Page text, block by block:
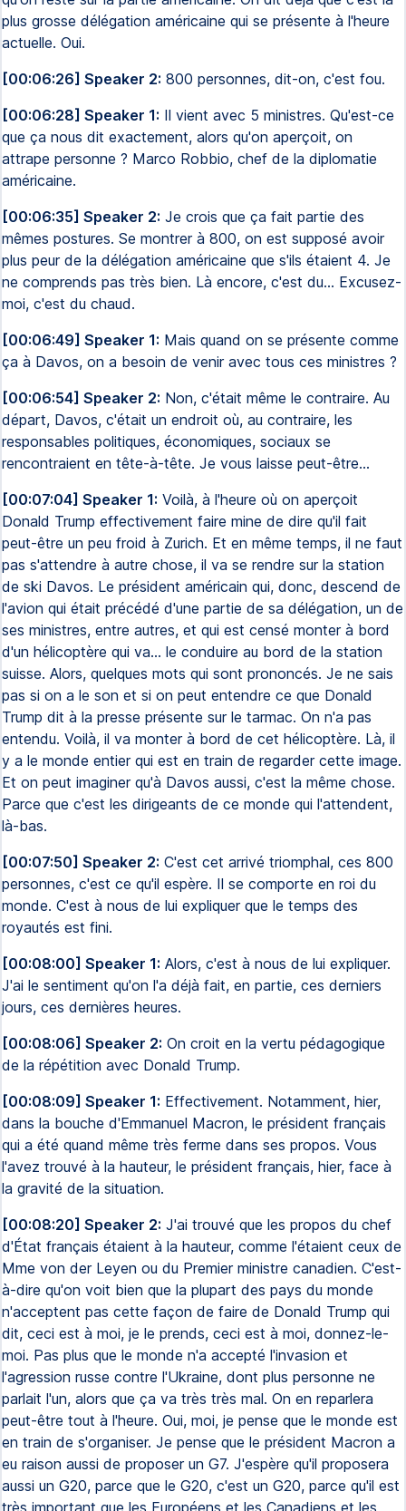
plus grosse délégation américaine qui se présente à l'heure
actuelle. Oui.
[00:06:26] Speaker 2: 800 personnes, dit-on, c'est fou.
[00:06:28] Speaker 1: Il vient avec 5 ministres. Qu'est-ce
que ça nous dit exactement, alors qu'on aperçoit, on
attrape personne ? Marco Robbio, chef de la diplomatie
américaine.
[00:06:35] Speaker 2: Je crois que ça fait partie des
mêmes postures. Se montrer à 800, on est supposé avoir
plus peur de la délégation américaine que s'ils étaient 4. Je
ne comprends pas très bien. Là encore, c'est du... Excusez-
moi, c'est du chaud.
[00:06:49] Speaker 1: Mais quand on se présente comme
ça à Davos, on a besoin de venir avec tous ces ministres ?
[00:06:54] Speaker 2: Non, c'était même le contraire. Au
départ, Davos, c'était un endroit où, au contraire, les
responsables politiques, économiques, sociaux se
rencontraient en tête-à-tête. Je vous laisse peut-être...
[00:07:04] Speaker 1: Voilà, à l'heure où on aperçoit
Donald Trump effectivement faire mine de dire qu'il fait
peut-être un peu froid à Zurich. Et en même temps, il ne faut
pas s'attendre à autre chose, il va se rendre sur la station
de ski Davos. Le président américain qui, donc, descend de
l'avion qui était précédé d'une partie de sa délégation, un de
ses ministres, entre autres, et qui est censé monter à bord
d'un hélicoptère qui va... le conduire au bord de la station
suisse. Alors, quelques mots qui sont prononcés. Je ne sais
pas si on a le son et si on peut entendre ce que Donald
Trump dit à la presse présente sur le tarmac. On n'a pas
entendu. Voilà, il va monter à bord de cet hélicoptère. Là, il
y a le monde entier qui est en train de regarder cette image.
Et on peut imaginer qu'à Davos aussi, c'est la même chose.
Parce que c'est les dirigeants de ce monde qui l'attendent,
là-bas.
[00:07:50] Speaker 2: C'est cet arrivé triomphal, ces 800
personnes, c'est ce qu'il espère. Il se comporte en roi du
monde. C'est à nous de lui expliquer que le temps des
royautés est fini.
[00:08:00] Speaker 1: Alors, c'est à nous de lui expliquer.
J'ai le sentiment qu'on l'a déjà fait, en partie, ces derniers
jours, ces dernières heures.
[00:08:06] Speaker 2: On croit en la vertu pédagogique
de la répétition avec Donald Trump.
[00:08:09] Speaker 1: Effectivement. Notamment, hier,
dans la bouche d'Emmanuel Macron, le président français
qui a été quand même très ferme dans ses propos. Vous
l'avez trouvé à la hauteur, le président français, hier, face à
la gravité de la situation.
[00:08:20] Speaker 2: J'ai trouvé que les propos du chef
d'État français étaient à la hauteur, comme l'étaient ceux de
Mme von der Leyen ou du Premier ministre canadien. C'est-
à-dire qu'on voit bien que la plupart des pays du monde
n'acceptent pas cette façon de faire de Donald Trump qui
dit, ceci est à moi, je le prends, ceci est à moi, donnez-le-
moi. Pas plus que le monde n'a accepté l'invasion et
l'agression russe contre l'Ukraine, dont plus personne ne
parlait l'un, alors que ça va très très mal. On en reparlera
peut-être tout à l'heure. Oui, moi, je pense que le monde est
en train de s'organiser. Je pense que le président Macron a
eu raison aussi de proposer un G7. J'espère qu'il proposera
aussi un G20, parce que le G20, c'est un G20, parce qu'il est
très important que les Européens et les Canadiens et les